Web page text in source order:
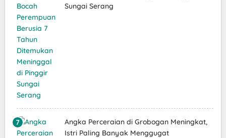
Sungai Serang
Angka Perceraian di Grobogan Meningkat,
Istri Paling Banyak Menggugat